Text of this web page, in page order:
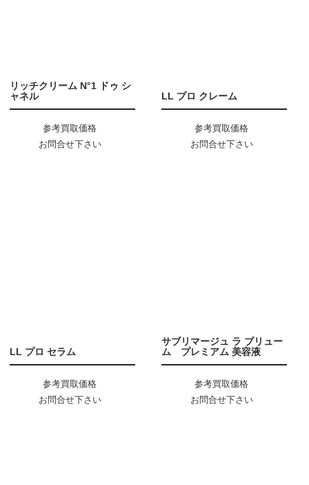
リッチクリーム N°1 ドゥ シ
ャネル
参考買取価格
お問合せ下さい
LL プロ クレーム
参考買取価格
お問合せ下さい
LL プロ セラム
参考買取価格
お問合せ下さい
サブリマージュ ラ ブリュー
ム プレミアム 美容液
参考買取価格
お問合せ下さい